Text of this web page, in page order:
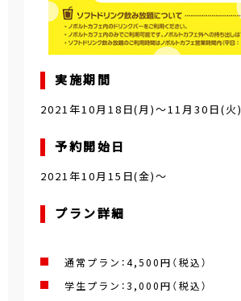
実施期間
2021年10月18日(月)～11月30日(火)
予約開始日
2021年10月15日(金)～
プラン詳細
通常プラン：4,500円（税込）
学生プラン：3,000円（税込）